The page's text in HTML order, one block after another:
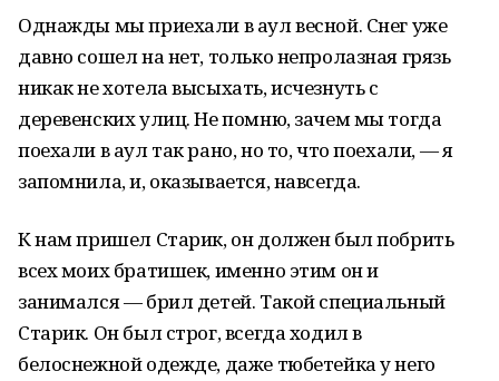
Однажды мы приехали в аул весной. Снег уже
давно сошел на нет, только непролазная грязь
никак не хотела высыхать, исчезнуть с
деревенских улиц. Не помню, зачем мы тогда
поехали в аул так рано, но то, что поехали, — я
запомнила, и, оказывается, навсегда.
К нам пришел Старик, он должен был побрить
всех моих братишек, именно этим он и
занимался — брил детей. Такой специальный
Старик. Он был строг, всегда ходил в
белоснежной одежде, даже тюбетейка у него